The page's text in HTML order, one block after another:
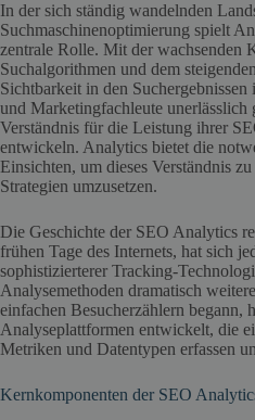
In der sich ständig wandelnden
Suchmaschinenoptimierung spielt
zentrale Rolle. Mit der wachsenden
Suchalgorithmen und dem
Sichtbarkeit in den Suchergebnissen
und Marketingfachleute unerlässlich
Verständnis für die Leistung ihrer
entwickeln. Analytics bietet die
Einsichten, um dieses Verständnis
Strategien umzusetzen.
Die Geschichte der SEO Analytics
frühen Tage des Internets, hat sich
sophistizierterer Tracking-
Analysemethoden dramatisch
einfachen Besucherzählern begann,
Analyseplattformen entwickelt, die
Metriken und Datentypen erfassen
Kernkomponenten der SEO